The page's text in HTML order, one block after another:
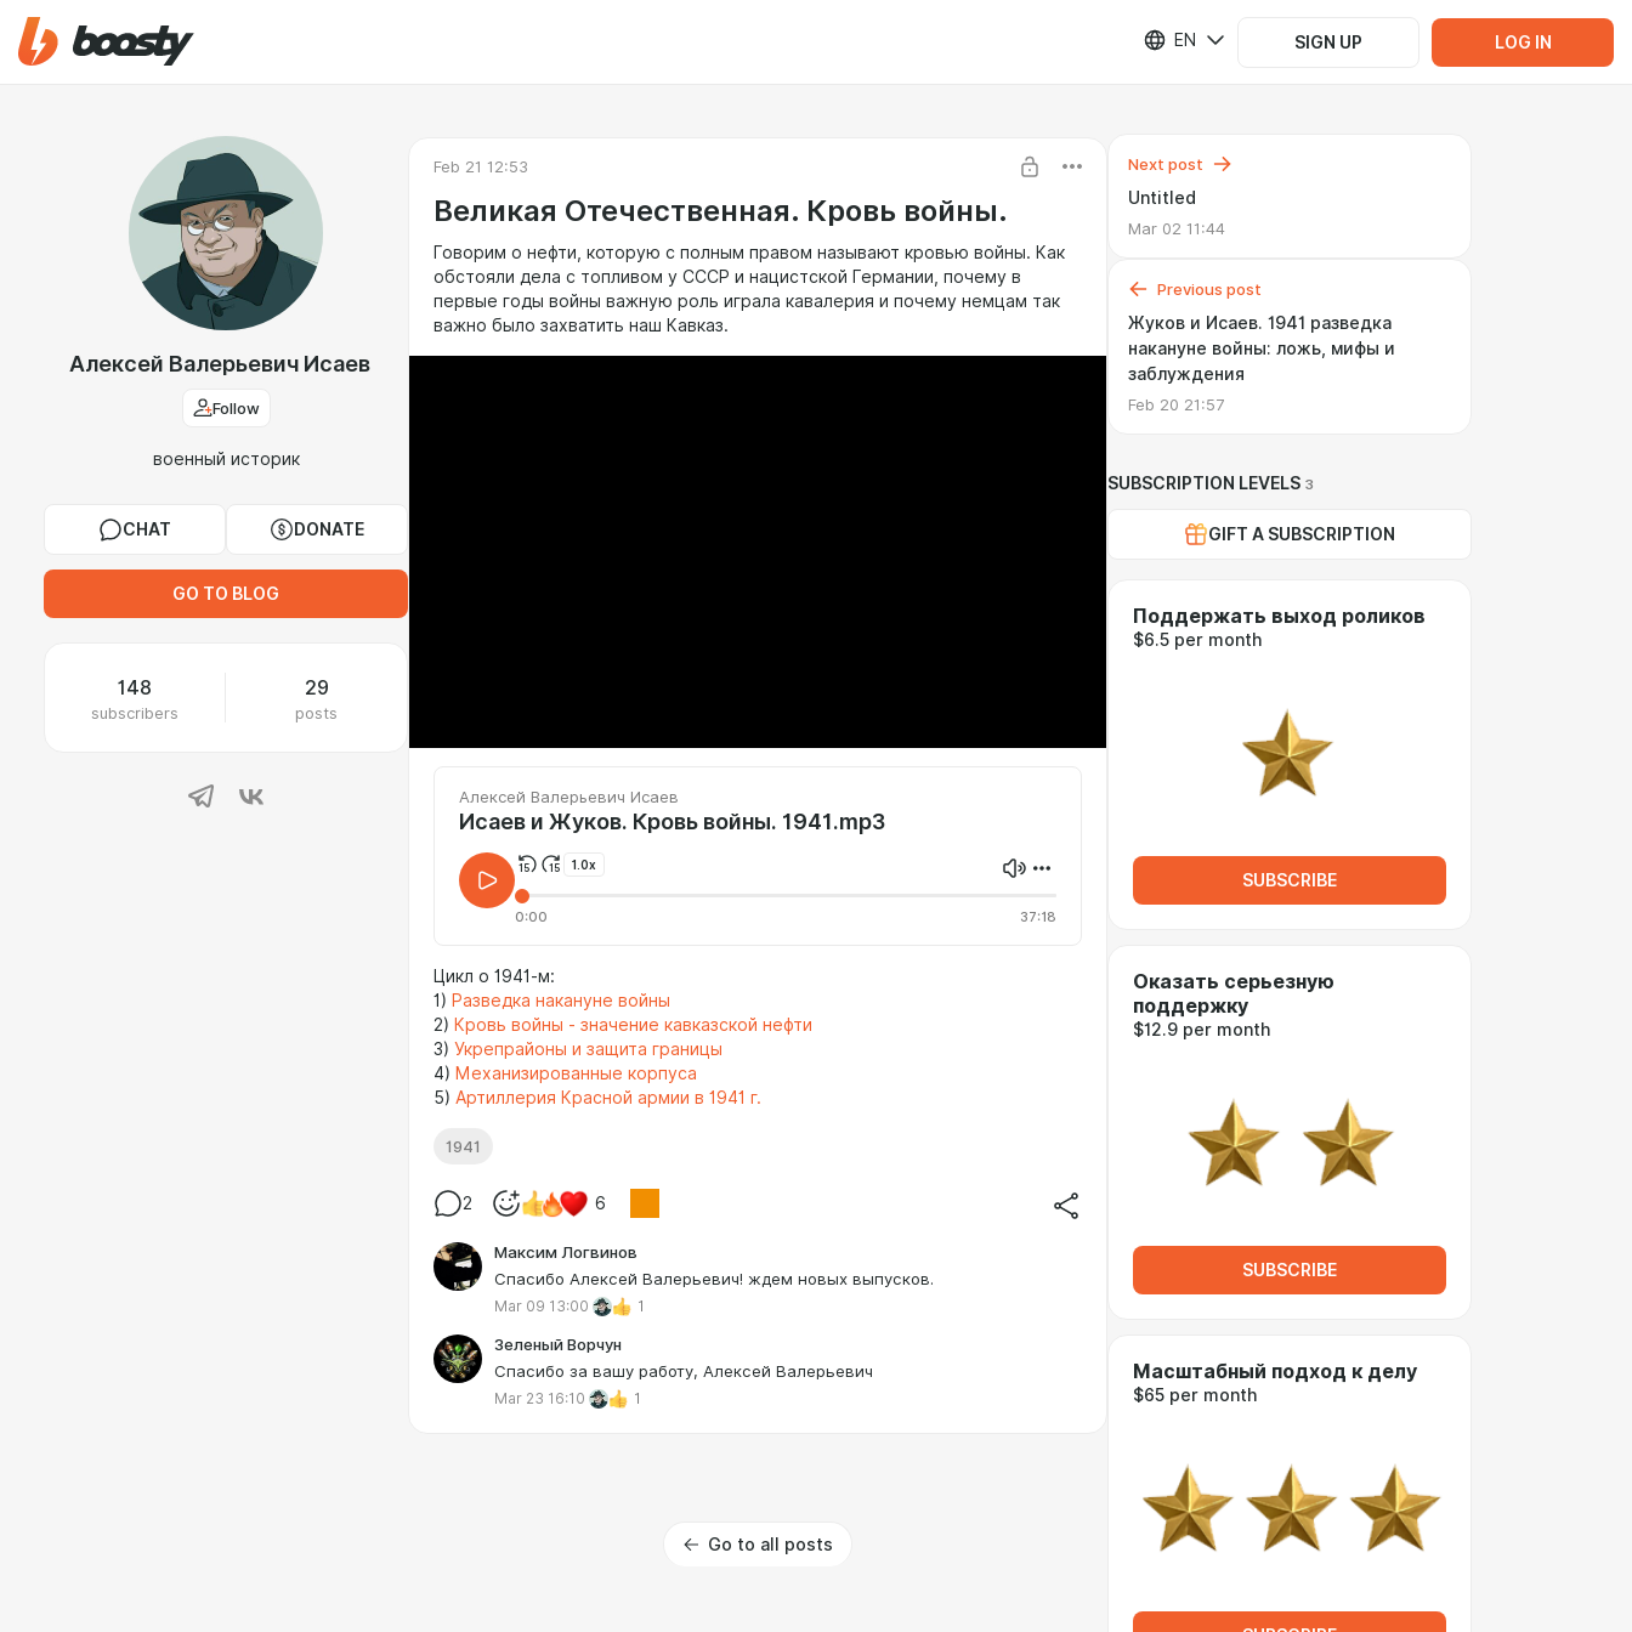
EN SIGN UP LOG IN
Алексей Валерьевич Исаев
Follow
военный историк
CHAT DONATE
GO TO BLOG
148
subscribers
29
posts
Feb 21 12:53
Великая Отечественная. Кровь войны.
Говорим о нефти, которую с полным правом называют кровью войны. Как
обстояли дела с топливом у СССР и нацистской Германии, почему в
первые годы войны важную роль играла кавалерия и почему немцам так
важно было захватить наш Кавказ.
Алексей Валерьевич Исаев
Исаев и Жуков. Кровь войны. 1941.mp3
1.0x
0:00 37:18
Цикл о 1941-м:
1) Разведка накануне войны
2) Кровь войны - значение кавказской нефти
3) Укрепрайоны и защита границы
4) Механизированные корпуса
5) Артиллерия Красной армии в 1941 г.
1941
2 6
Максим Логвинов
Спасибо Алексей Валерьевич! ждем новых выпусков.
Mar 09 13:00 1
Зеленый Ворчун
Спасибо за вашу работу, Алексей Валерьевич
Mar 23 16:10 1
Go to all posts
Next post
Untitled
Mar 02 11:44
Previous post
Жуков и Исаев. 1941 разведка
накануне войны: ложь, мифы и
заблуждения
Feb 20 21:57
SUBSCRIPTION LEVELS 3
GIFT A SUBSCRIPTION
Поддержать выход роликов
$6.5 per month
SUBSCRIBE
Оказать серьезную
поддержку
$12.9 per month
SUBSCRIBE
Масштабный подход к делу
$65 per month